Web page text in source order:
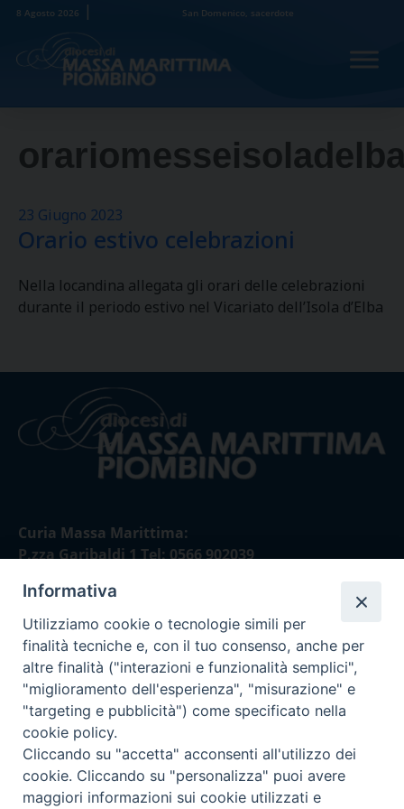
Skip
content
8 Agosto 2026 San Domenico, sacerdote
23 Giugno 2023
Orario estivo celebrazioni
Nella locandina allegata gli orari delle celebrazioni
durante il periodo estivo nel Vicariato dell’Isola d’Elba
Curia Massa Marittima:
P.zza Garibaldi 1 Tel: 0566 902039
Curia Piombino:
Via Don Minzoni,58/A Tel e Fax: 0565 32036
E-mail:
curia@diocesimassamarittima.it
Informativa
Utilizziamo cookie o tecnologie simili per
finalità tecniche e, con il tuo consenso, anche per
altre finalità ("interazioni e funzionalità semplici",
"miglioramento dell'esperienza", "misurazione" e
"targeting e pubblicità") come specificato nella
cookie policy.
Cliccando su "accetta" acconsenti all'utilizzo dei
cookie. Cliccando su "personalizza" puoi avere
maggiori informazioni sui cookie utilizzati e